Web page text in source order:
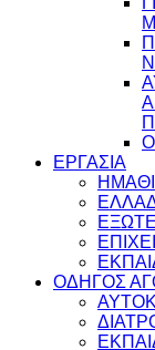
ΕΡΓΑΣΙΑ
ΟΔΗΓΟΣ